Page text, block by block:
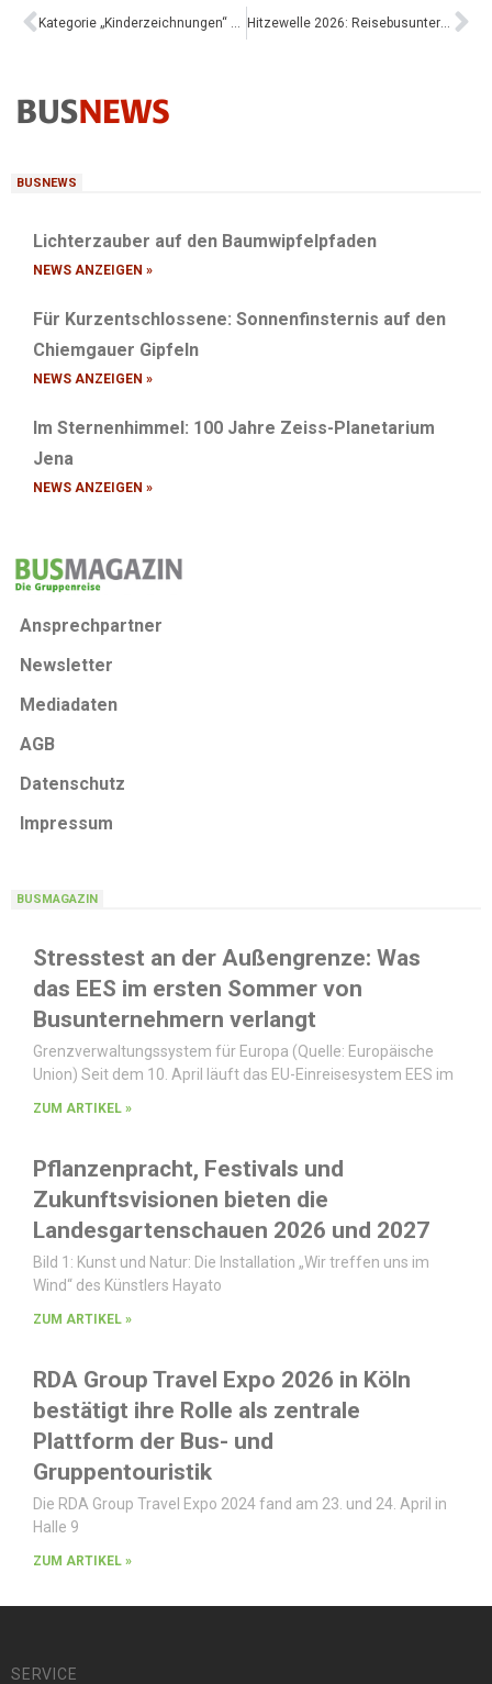
Hitzewelle 2026: Reisebusunternehmen zwischen Fahrgastkomfort und Technikstress
BUSNEWS
Lichterzauber auf den Baumwipfelpfaden
NEWS ANZEIGEN »
Für Kurzentschlossene: Sonnenfinsternis auf den
Chiemgauer Gipfeln
NEWS ANZEIGEN »
Im Sternenhimmel: 100 Jahre Zeiss-Planetarium
Jena
NEWS ANZEIGEN »
Ansprechpartner
Newsletter
Mediadaten
AGB
Datenschutz
Impressum
BUSMAGAZIN
Stresstest an der Außengrenze: Was
das EES im ersten Sommer von
Busunternehmern verlangt
Grenzverwaltungssystem für Europa (Quelle: Europäische
Union) Seit dem 10. April läuft das EU-Einreisesystem EES im
ZUM ARTIKEL »
Pflanzenpracht, Festivals und
Zukunftsvisionen bieten die
Landesgartenschauen 2026 und 2027
Bild 1: Kunst und Natur: Die Installation „Wir treffen uns im
Wind“ des Künstlers Hayato
ZUM ARTIKEL »
RDA Group Travel Expo 2026 in Köln
bestätigt ihre Rolle als zentrale
Plattform der Bus- und
Gruppentouristik
Die RDA Group Travel Expo 2024 fand am 23. und 24. April in
Halle 9
ZUM ARTIKEL »
SERVICE